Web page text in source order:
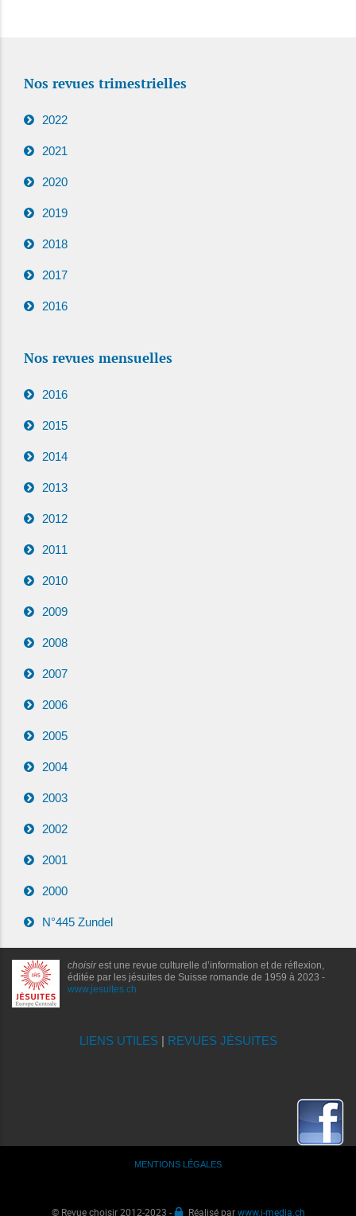
Nos revues trimestrielles
2022
2021
2020
2019
2018
2017
2016
Nos revues mensuelles
2016
2015
2014
2013
2012
2011
2010
2009
2008
2007
2006
2005
2004
2003
2002
2001
2000
N°445 Zundel
choisirest une revue culturelle d’information et de réflexion,
éditée par les jésuites de Suisse romande de 1959 à 2023 -
www.jesuites.ch
LIENS UTILES| REVUES JÉSUITES
MENTIONS LÉGALES
© Revue choisir 2012-2023 - Réalisé parwww.i-media.ch